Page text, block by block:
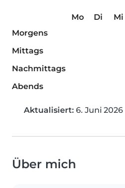
Mo Di Mi
Morgens
Mittags
Nachmittags
Abends
Aktualisiert: 6. Juni 2026
Über mich